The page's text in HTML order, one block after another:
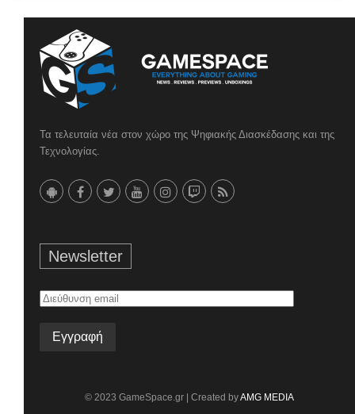
Τα τελευταία νέα στον χώρο της Ψηφιακής Διασκέδασης και της
Τεχνολογίας.
Newsletter
Διεύθυνση
© 2023 GameSpace.gr | Created byAMG MEDIA